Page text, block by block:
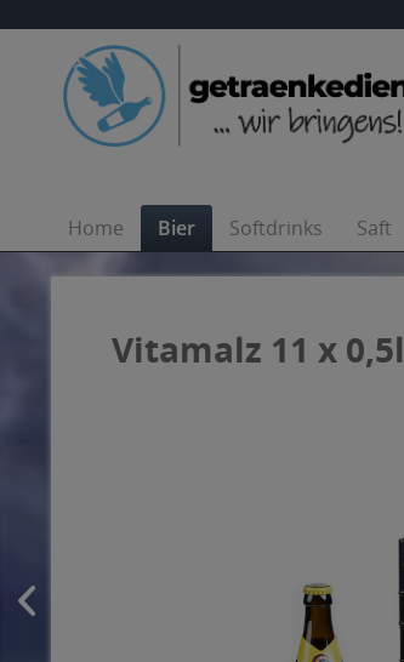
Home Bier Softdrinks Saft
Vitamalz 11 x 0,5l